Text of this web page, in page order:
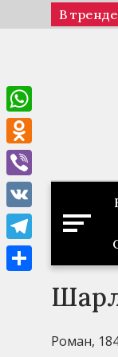
к
В тренде
Роман,
WhatsApp
Odnoklassniki
Viber
VK
Telegram
Отправить